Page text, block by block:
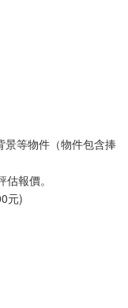
景等物件（物件包含捧
報價。
元)